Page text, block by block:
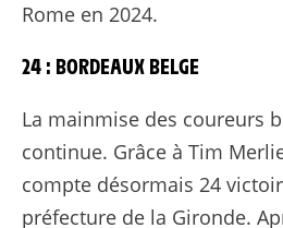
Rome en 2024.
24 : BORDEAUX BELGE
La mainmise des coureurs
continue. Grâce à Tim
compte désormais 24
préfecture de la Gironde.